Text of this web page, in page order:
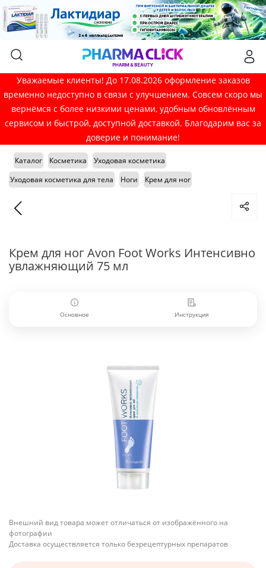
Уважаемые клиенты! До 17.08.2026 оформление заказов
временно недоступно в связи с улучшением. Совсем скоро мы
вернёмся с более низкими ценами, удобным обновлённым
сервисом и быстрой, доступной доставкой. Благодарим вас за
доверие и понимание!
Каталог Косметика
Уходовая косметика
Уходовая косметика для тела
Ноги Крем для ног
Крем для ног Avon Foot Works Интенсивно
увлажняющий 75 мл
Основное Инструкция
Внешний вид товара может отличаться от изображённого на
фотографии
Доставка осуществляется только безрецептурных препаратов